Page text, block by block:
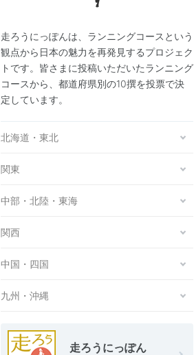
走ろうにっぽんは、ランニングコースという
観点から日本の魅力を再発見するプロジェク
トです。皆さまに投稿いただいたランニング
コースから、都道府県別の10撰を投票で決
定しています。
北海道・東北
関東
中部・北陸・東海
関西
中国・四国
九州・沖縄
走ろうにっぽん